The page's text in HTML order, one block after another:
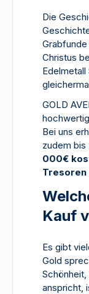
Die
Christus
Edelmetall
GOLD
Bei uns
zudem bis
000€
Tresoren
Kauf
Es gibt
Gold
anspricht,